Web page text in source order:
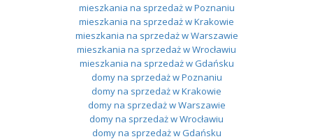
mieszkania na sprzedaż w Poznaniu
mieszkania na sprzedaż w Krakowie
mieszkania na sprzedaż w Warszawie
mieszkania na sprzedaż w Wrocławiu
mieszkania na sprzedaż w Gdańsku
domy na sprzedaż w Poznaniu
domy na sprzedaż w Krakowie
domy na sprzedaż w Warszawie
domy na sprzedaż w Wrocławiu
domy na sprzedaż w Gdańsku